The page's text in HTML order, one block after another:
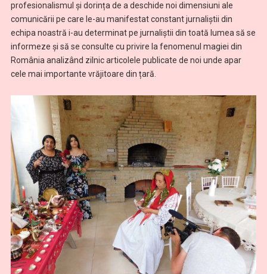
profesionalismul și dorința de a deschide noi dimensiuni ale
comunicării pe care le-au manifestat constant jurnaliștii din
echipa noastră i-au determinat pe jurnaliștii din toată lumea să se
informeze și să se consulte cu privire la fenomenul magiei din
România analizând zilnic articolele publicate de noi unde apar
cele mai importante vrăjitoare din țară.